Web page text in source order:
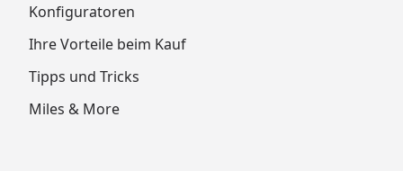
Konfiguratoren
Ihre Vorteile beim Kauf
Tipps und Tricks
Miles & More